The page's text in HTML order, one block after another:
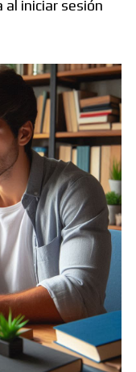
al iniciar sesión